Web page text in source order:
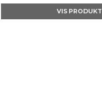
VIS PRODUKT